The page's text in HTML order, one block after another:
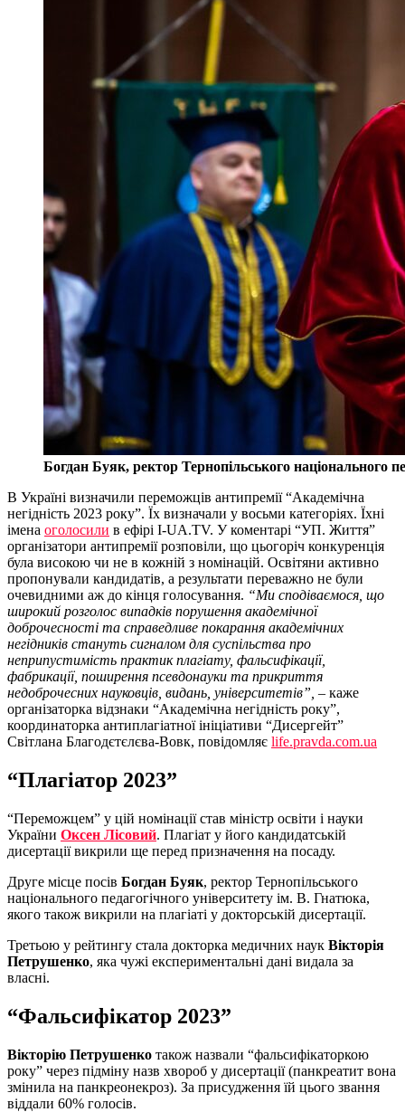
Богдан Буяк, ректор Тернопільського національного
В Україні визначили переможців антипремії “Академічна
негідність 2023 року”. Їх визначали у восьми категоріях. Їхні
імена оголосили в ефірі I-UA.TV. У коментарі “УП. Життя”
організатори антипремії розповіли, що цьогоріч конкуренція
була високою чи не в кожній з номінацій. Освітяни активно
пропонували кандидатів, а результати переважно не були
очевидними аж до кінця голосування. “Ми сподіваємося, що
широкий розголос випадків порушення академічної
доброчесності та справедливе покарання академічних
негідників стануть сигналом для суспільства про
неприпустимість практик плагіату, фальсифікації,
фабрикації, поширення псевдонауки та прикриття
недоброчесних науковців, видань, університетів”, – каже
організаторка відзнаки “Академічна негідність року”,
координаторка антиплагіатної ініціативи “Дисергейт”
Світлана Благодєтєлєва-Вовк, повідомляє life.pravda.com.ua
“Плагіатор 2023”
“Переможцем” у цій номінації став міністр освіти і науки
України Оксен Лісовий. Плагіат у його кандидатській
дисертації викрили ще перед призначення на посаду.
Друге місце посів Богдан Буяк, ректор Тернопільського
національного педагогічного університету ім. В. Гнатюка,
якого також викрили на плагіаті у докторській дисертації.
Третьою у рейтингу стала докторка медичних наук Вікторія
Петрушенко, яка чужі експериментальні дані видала за
власні.
“Фальсифікатор 2023”
Вікторію Петрушенко також назвали “фальсифікаторкою
року” через підміну назв хвороб у дисертації (панкреатит вона
змінила на панкреонекроз). За присудження їй цього звання
віддали 60% голосів.